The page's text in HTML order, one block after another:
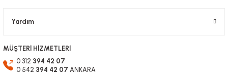
Yardım
MÜŞTERİ HİZMETLERİ
0 312 394 42 07
0 542 394 42 07 ANKARA